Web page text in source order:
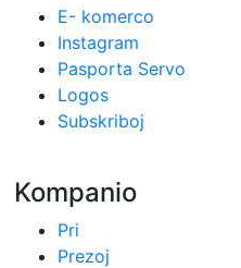
E- komerco
Instagram
Pasporta Servo
Logos
Subskriboj
Kompanio
Pri
Prezoj